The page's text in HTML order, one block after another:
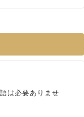
は必要ありませ